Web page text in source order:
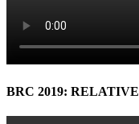
BRC 2019: RELATIVE